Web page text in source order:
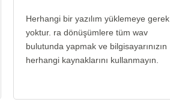
Herhangi bir yazılım yüklemeye gerek
yoktur. ra dönüşümlere tüm wav
bulutunda yapmak ve bilgisayarınızın
herhangi kaynaklarını kullanmayın.